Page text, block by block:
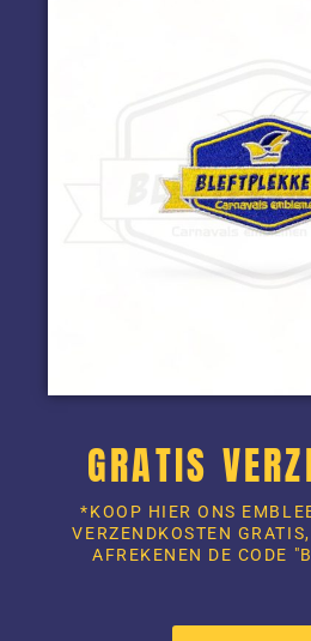
GRATIS
*KOOP HIER ONS
VERZENDKOSTEN
AFREKENEN DE CODE